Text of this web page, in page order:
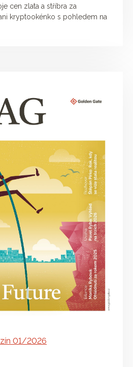
cen zlata a stříbra za
kryptookénko s pohledem na
01/2026